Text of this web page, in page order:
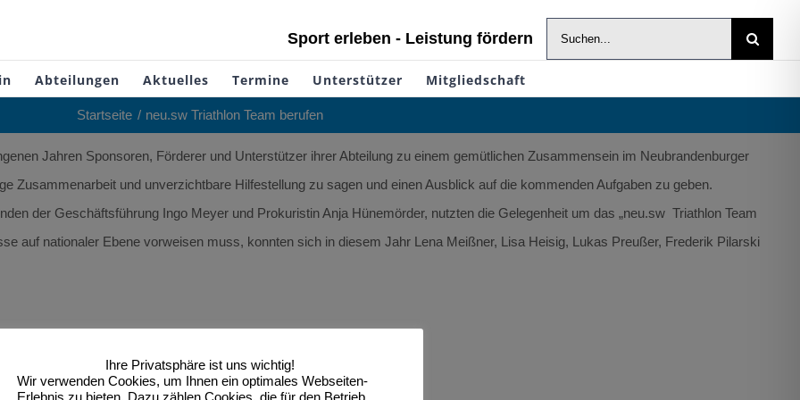
Sport erleben - Leistung fördern
Suche
nach:
Abteilungen Aktuelles Termine Unterstützer Mitgliedschaft
Startseite neu.sw Triathlon Team berufen
Jahren Sponsoren, Förderer und Unterstützer ihrer Abteilung zu einem gemütlichen Zusammensein im Neubrandenburger
Zusammenarbeit und unverzichtbare Hilfestellung zu sagen und einen Ausblick auf die kommenden Aufgaben zu geben.
der Geschäftsführung Ingo Meyer und Prokuristin Anja Hünemörder, nutzten die Gelegenheit um das „neu.sw Triathlon Team
auf nationaler Ebene vorweisen muss, konnten sich in diesem Jahr Lena Meißner, Lisa Heisig, Lukas Preußer, Frederik Pilarski
Ihre Privatsphäre ist uns wichtig!
Wir verwenden Cookies, um Ihnen ein optimales Webseiten-
Erlebnis zu bieten. Dazu zählen Cookies, die für den Betrieb